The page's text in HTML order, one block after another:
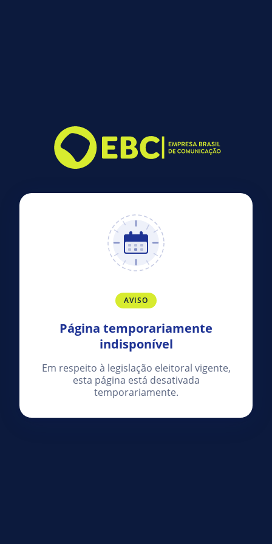
AVISO
Página temporariamente
indisponível
Em respeito à legislação eleitoral vigente,
esta página está desativada
temporariamente.